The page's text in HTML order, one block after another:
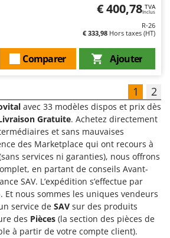
€ 400,78 TVA
Inclus
R-26
€ 333,98 Hors taxes (HT)
Ajouter
Comparer
1 2
avec 33 modèles dispos et prix dès
Gratuite. Achetez directement
et sans mauvaises
des Marketplace qui ont recours à
services ni garanties), nous offrons
en partant de conseils Avant-
SAV. L’expédition s’effectue par
. Et nous sommes les uniques vendeurs
service de SAV sur des produits
des Pièces (la section des pièces de
à partir de votre compte client).